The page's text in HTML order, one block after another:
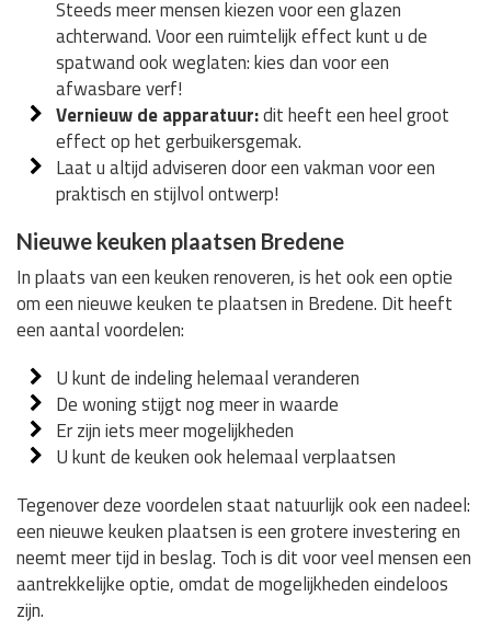
Steeds meer mensen kiezen voor een glazen
achterwand. Voor een ruimtelijk effect kunt u de
spatwand ook weglaten: kies dan voor een
afwasbare verf!
Vernieuw de apparatuur:dit heeft een heel groot
effect op het gerbuikersgemak.
Laat u altijd adviseren door een vakman voor een
praktisch en stijlvol ontwerp!
Nieuwe keuken plaatsen Bredene
In plaats van een keuken renoveren, is het ook een optie
om een nieuwe keuken te plaatsen in Bredene. Dit heeft
een aantal voordelen:
U kunt de indeling helemaal veranderen
De woning stijgt nog meer in waarde
Er zijn iets meer mogelijkheden
U kunt de keuken ook helemaal verplaatsen
Tegenover deze voordelen staat natuurlijk ook een nadeel:
een nieuwe keuken plaatsen is een grotere investering en
neemt meer tijd in beslag. Toch is dit voor veel mensen een
aantrekkelijke optie, omdat de mogelijkheden eindeloos
zijn.